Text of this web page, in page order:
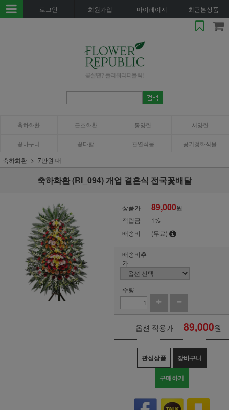
로그인 회원가입 마이페이지 최근본상품
축하화환 근조화환 동양란 서양란
꽃바구니 꽃다발 관엽식물 공기정화식물
축하화환 7만원 대
축하화환 (RI_094) 개업 결혼식 전국꽃배달
상품가 89,000원
적립금
1%
배송비
(무료)
배송비추
가
수량
옵션 적용가 89,000원
관심상품 장바구니
구매하기